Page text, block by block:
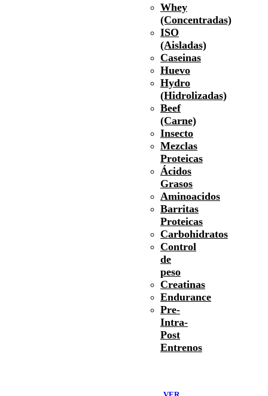
Whey
(Concentradas)
ISO
(Aisladas)
Caseinas
Huevo
Hydro
(Hidrolizadas)
Beef
(Carne)
Insecto
Mezclas
Proteicas
Ácidos
Grasos
Aminoacidos
Barritas
Proteicas
Carbohidratos
Control
de
peso
Creatinas
Endurance
Pre-
Intra-
Post
Entrenos